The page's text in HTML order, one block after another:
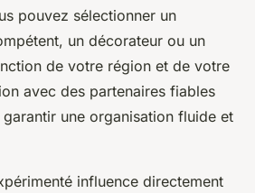
pouvez sélectionner un
un décorateur ou un
de votre région et de votre
avec des partenaires fiables
une organisation fluide et
influence directement